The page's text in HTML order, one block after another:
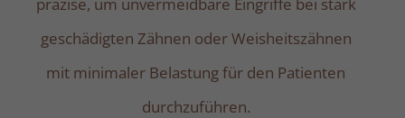
geschädigten Zähnen oder Weisheitszähnen
mit minimaler Belastung für den Patienten
durchzuführen.